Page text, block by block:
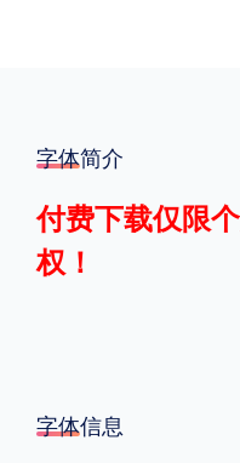
格式
.TTF
中国大陆
字体简介
付费下载仅限
权！
字体信息